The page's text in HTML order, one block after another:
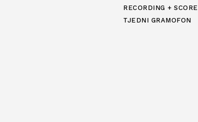
RECORDING + SCORE
TJEDNI GRAMOFON